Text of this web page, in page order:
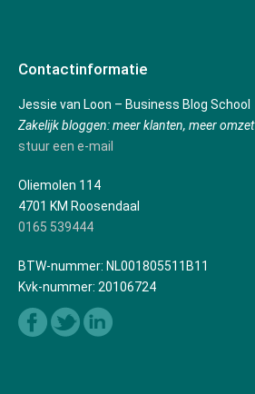
Contactinformatie
Jessie van Loon – Business Blog School
Zakelijk bloggen: meer klanten, meer omzet
stuur een e-mail
Oliemolen 114
4701 KM Roosendaal
0165 539444
BTW-nummer: NL001805511B11
Kvk-nummer: 20106724